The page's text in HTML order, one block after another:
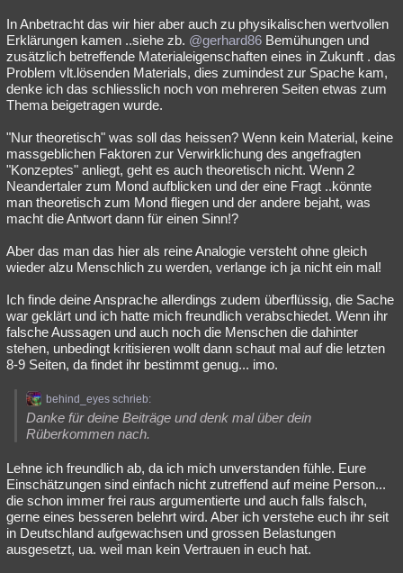
In Anbetracht das wir hier aber auch zu physikalischen wertvollen
Erklärungen kamen ..siehe zb. @gerhard86 Bemühungen und
zusätzlich betreffende Materialeigenschaften eines in Zukunft . das
Problem vlt.lösenden Materials, dies zumindest zur Spache kam,
denke ich das schliesslich noch von mehreren Seiten etwas zum
Thema beigetragen wurde.
"Nur theoretisch" was soll das heissen? Wenn kein Material, keine
massgeblichen Faktoren zur Verwirklichung des angefragten
"Konzeptes" anliegt, geht es auch theoretisch nicht. Wenn 2
Neandertaler zum Mond aufblicken und der eine Fragt ..könnte
man theoretisch zum Mond fliegen und der andere bejaht, was
macht die Antwort dann für einen Sinn!?
Aber das man das hier als reine Analogie versteht ohne gleich
wieder alzu Menschlich zu werden, verlange ich ja nicht ein mal!
Ich finde deine Ansprache allerdings zudem überflüssig, die Sache
war geklärt und ich hatte mich freundlich verabschiedet. Wenn ihr
falsche Aussagen und auch noch die Menschen die dahinter
stehen, unbedingt kritisieren wollt dann schaut mal auf die letzten
8-9 Seiten, da findet ihr bestimmt genug... imo.
behind_eyes schrieb:
Danke für deine Beiträge und denk mal über dein
Rüberkommen nach.
Lehne ich freundlich ab, da ich mich unverstanden fühle. Eure
Einschätzungen sind einfach nicht zutreffend auf meine Person...
die schon immer frei raus argumentierte und auch falls falsch,
gerne eines besseren belehrt wird. Aber ich verstehe euch ihr seit
in Deutschland aufgewachsen und grossen Belastungen
ausgesetzt, ua. weil man kein Vertrauen in euch hat.